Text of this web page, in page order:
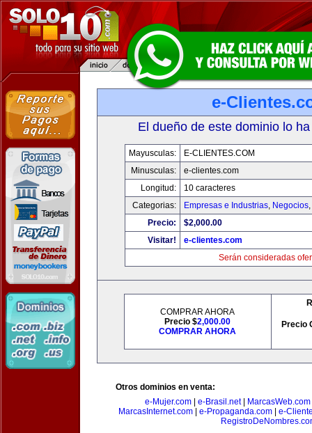
e-
El dueño de este dominio lo
Mayusculas:
E-CLIENTES.COM
Minusculas:
e-clientes.com
Longitud:
10 caracteres
Categorias:
Empresas e Industrias, Negocios,
Precio:
$2,000.00
Visitar!
e-clientes.com
Serán consideradas
COMPRAR AHORA
Precio $2,000.00
COMPRAR AHORA
Precio
Otros dominios en venta:
e-Mujer.com| e-Brasil.net| MarcasWeb.com
MarcasInternet.com| e-Propaganda.com| e-